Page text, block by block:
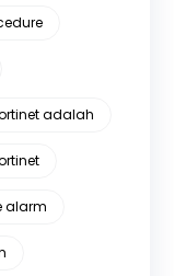
adalah
alarm